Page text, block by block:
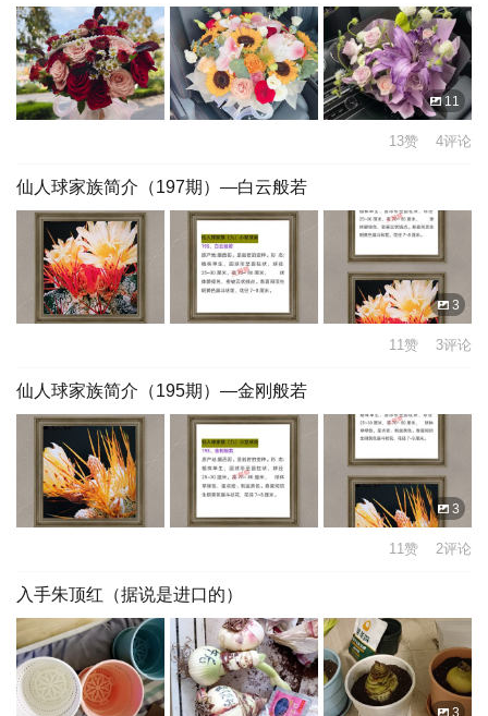
11
13赞 4评论
仙人球家族简介（197期）—白云般若
3
11赞 3评论
仙人球家族简介（195期）—金刚般若
3
11赞 2评论
入手朱顶红（据说是进口的）